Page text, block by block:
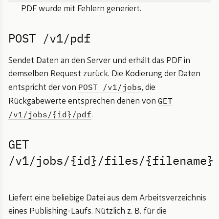
PDF wurde mit Fehlern generiert.
POST /v1/pdf
Sendet Daten an den Server und erhält das PDF in
demselben Request zurück. Die Kodierung der Daten
entspricht der von POST /v1/jobs, die
Rückgabewerte entsprechen denen von GET
/v1/jobs/{id}/pdf.
GET
/v1/jobs/{id}/files/{filename}
Liefert eine beliebige Datei aus dem Arbeitsverzeichnis
eines Publishing-Laufs. Nützlich z. B. für die